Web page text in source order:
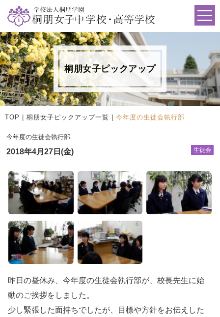
桐朋女子ピックアップ
TOP | 桐朋女子ピックアップ一覧 | 今年度の生徒会執行部
今年度の生徒会執行部
2018年4月27日(金) 生徒会
昨日の昼休み、今年度の生徒会執行部が、校長先生に始
動のご挨拶をしました。
少し緊張した面持ちでしたが、目標や方針をお伝えした